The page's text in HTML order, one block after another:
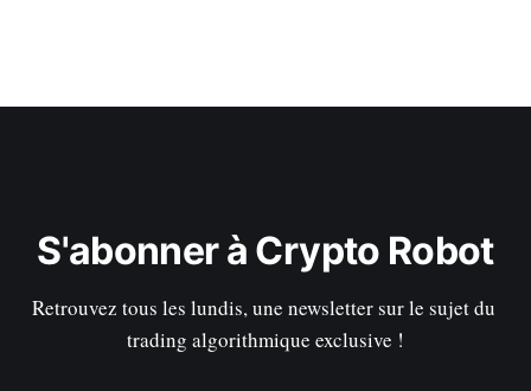
S'abonner à Crypto Robot
Retrouvez tous les lundis, une newsletter sur le sujet du
trading algorithmique exclusive !